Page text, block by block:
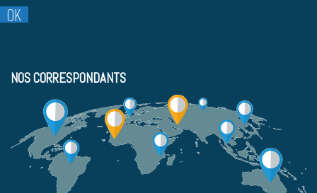
NOS CORRESPONDANTS